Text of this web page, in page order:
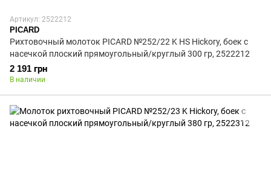
Артикул: 2522212
PICARD
Рихтовочный молоток PICARD №252/22 K HS Hickory, боек с
насечкой плоский прямоугольный/круглый 300 гр, 2522212
2 191 грн
В наличии